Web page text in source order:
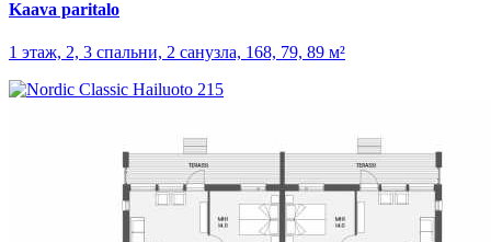
Kaava paritalo
1 этаж, 2, 3 спальни, 2 санузла, 168, 79, 89 м²